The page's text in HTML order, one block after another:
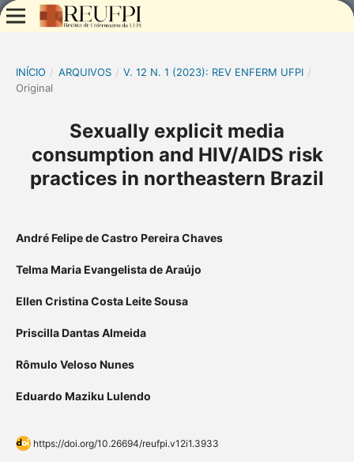
INÍCIO / ARQUIVOS / V. 12 N. 1 (2023): REV ENFERM UFPI /
Original
Sexually explicit media
consumption and HIV/AIDS risk
practices in northeastern Brazil
André Felipe de Castro Pereira Chaves
Telma Maria Evangelista de Araújo
Ellen Cristina Costa Leite Sousa
Priscilla Dantas Almeida
Rômulo Veloso Nunes
Eduardo Maziku Lulendo
https://doi.org/10.26694/reufpi.v12i1.3933